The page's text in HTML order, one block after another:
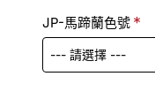
JP-馬蹄蘭色號